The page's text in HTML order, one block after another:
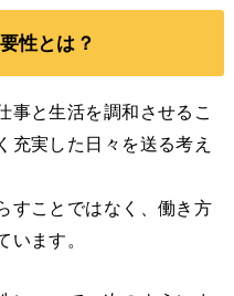
性とは？
事と生活を調和させるこ
充実した日々を送る考え
すことではなく、働き方
ます。